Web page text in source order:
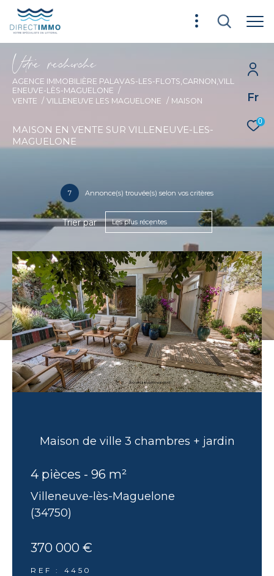
Fr
0
Vore recece
AGENCE IMMOBILIÈRE PALAVAS-LES-FLOTS,CARNON,VILL
ENEUVE-LÈS-MAGUELONE
VENTE
VILLENEUVE LES MAGUELONE MAISON
MAISON EN VENTE SUR VILLENEUVE-LES-
MAGUELONE
7 Annonce(s) trouvée(s) selon vos critères
Trier par Les plus récentes
Maison de ville 3 chambres + jardin
4 pièces - 96 m²
Villeneuve-lès-Maguelone
(34750)
370 000 €
REF : 4450